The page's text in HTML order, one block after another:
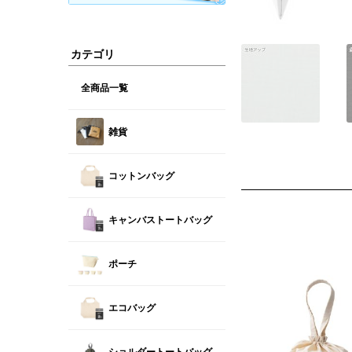
カテゴリ
全商品一覧
雑貨
コットンバッグ
キャンバストートバッグ
ポーチ
エコバッグ